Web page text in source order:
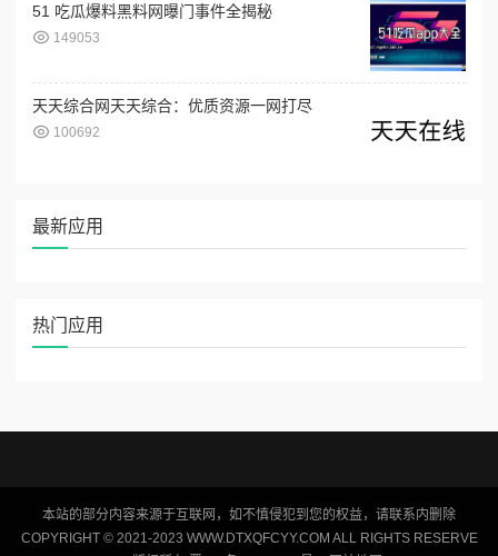
51 吃瓜爆料黑料网曝门事件全揭秘
149053
天天综合网天天综合：优质资源一网打尽
100692
最新应用
热门应用
本站的部分内容来源于互联网，如不慎侵犯到您的权益，请联系内删除
COPYRIGHT © 2021-2023 WWW.DTXQFCYY.COM ALL RIGHTS RESERVE